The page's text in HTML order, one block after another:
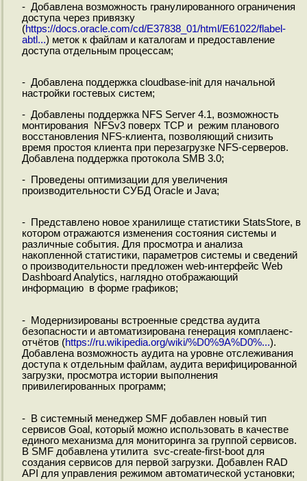
- Добавлена возможность гранулированного ограничения
доступа через привязку
(https://docs.oracle.com/cd/E37838_01/html/E61022/flabel-
abtl...) меток к файлам и каталогам и предоставление
доступа отдельным процессам;
- Добавлена поддержка cloudbase-init для начальной
настройки гостевых систем;
- Добавлены поддержка NFS Server 4.1, возможность
монтирования NFSv3 поверх TCP и режим планового
восстановления NFS-клиента, позволяющий снизить
время простоя клиента при перезагрузке NFS-серверов.
Добавлена поддержка протокола SMB 3.0;
- Проведены оптимизации для увеличения
производительности СУБД Oracle и Java;
- Представлено новое хранилище статистики StatsStore, в
котором отражаются изменения состояния системы и
различные события. Для просмотра и анализа
накопленной статистики, параметров системы и сведений
о производительности предложен web-интерфейс Web
Dashboard Analytics, наглядно отображающий
информацию в форме графиков;
- Модернизированы встроенные средства аудита
безопасности и автоматизирована генерация комплаенс-
отчётов (https://ru.wikipedia.org/wiki/%D0%9A%D0%...).
Добавлена возможность аудита на уровне отслеживания
доступа к отдельным файлам, аудита верифицированной
загрузки, просмотра истории выполнения
привилегированных программ;
- В системный менеджер SMF добавлен новый тип
сервисов Goal, который можно использовать в качестве
единого механизма для мониторинга за группой сервисов.
В SMF добавлена утилита svc-create-first-boot для
создания сервисов для первой загрузки. Добавлен RAD
API для управления режимом автоматической установки;